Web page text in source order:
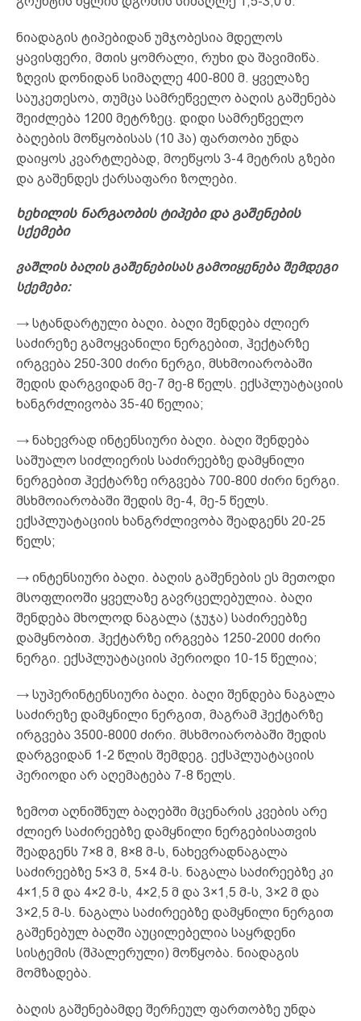
ნიადაგის ტიპებიდან უმჯობესია მდელოს
ყავისფერი, მთის ყომრალი, რუხი და შავიმიწა.
ზღვის დონიდან სიმაღლე 400-800 მ. ყველაზე
საუკეთესოა, თუმცა სამრეწველო ბაღის გაშენება
შეიძლება 1200 მეტრზეც. დიდი სამრეწველო
ბაღების მოწყობისას (10 ჰა) ფართობი უნდა
დაიყოს კვარტლებად, მოეწყოს 3-4 მეტრის გზები
და გაშენდეს ქარსაფარი ზოლები.
ხეხილის ნარგაობის ტიპები და გაშენების
სქემები
ვაშლის ბაღის გაშენებისას გამოიყენება შემდეგი
სქემები:
→ სტანდარტული ბაღი. ბაღი შენდება ძლიერ
საძირეზე გამოყვანილი ნერგებით, ჰექტარზე
ირგვება 250-300 ძირი ნერგი, მსხმოიარობაში
შედის დარგვიდან მე-7 მე-8 წელს. ექსპლუატაციის
ხანგრძლივობა 35-40 წელია;
→ ნახევრად ინტენსიური ბაღი. ბაღი შენდება
საშუალო სიძლიერის საძირეებზე დამყნილი
ნერგებით ჰექტარზე ირგვება 700-800 ძირი ნერგი.
მსხმოიარობაში შედის მე-4, მე-5 წელს.
ექსპლუატაციის ხანგრძლივობა შეადგენს 20-25
წელს;
→ ინტენსიური ბაღი. ბაღის გაშენების ეს მეთოდი
მსოფლიოში ყველაზე გავრცელებულია. ბაღი
შენდება მხოლოდ ნაგალა (ჯუჯა) საძირეებზე
დამყნობით. ჰექტარზე ირგვება 1250-2000 ძირი
ნერგი. ექსპლუატაციის პერიოდი 10-15 წელია;
→ სუპერინტენსიური ბაღი. ბაღი შენდება ნაგალა
საძირეზე დამყნილი ნერგით, მაგრამ ჰექტარზე
ირგვება 3500-8000 ძირი. მსხმოიარობაში შედის
დარგვიდან 1-2 წლის შემდეგ. ექსპლუატაციის
პერიოდი არ აღემატება 7-8 წელს.
ზემოთ აღნიშნულ ბაღებში მცენარის კვების არე
ძლიერ საძირეებზე დამყნილი ნერგებისათვის
შეადგენს 7×8 მ, 8×8 მ-ს, ნახევრადნაგალა
საძირეებზე 5×3 მ, 5×4 მ-ს. ნაგალა საძირეებზე კი
4×1,5 მ და 4×2 მ-ს, 4×2,5 მ და 3×1,5 მ-ს, 3×2 მ და
3×2,5 მ-ს. ნაგალა საძირეებზე დამყნილი ნერგით
გაშენებულ ბაღში აუცილებელია საყრდენი
სისტემის (შპალერული) მოწყობა. ნიადაგის
მომზადება.
ბაღის გაშენებამდე შერჩეულ ფართობზე უნდა